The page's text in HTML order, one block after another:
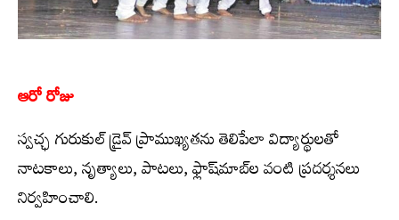
ఆరో రోజు
స్వచ్ఛ గురుకుల్‌ డ్రైవ్‌ ప్రాముఖ్యతను తెలిపేలా విద్యార్థులతో
నాటకాలు, నృత్యాలు, పాటలు, ఫ్లాష్‌మాబ్‌ల వంటి ప్రదర్శనలు
నిర్వహించాలి.